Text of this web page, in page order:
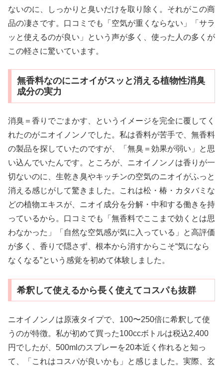
ないのに、しっかりと臭いだけを取り除く。それがこの商
品の凄さです。口コミでも「空気が重くならない」「サラ
ッと使えるのが良い」という声が多く、使った人の多くが
この軽さに驚いています。
無香料なのにニオイがスッと消える植物性消臭
成分の実力
消臭＝香りでごまかす、というイメージを完全に覆してく
れたのがニオイノンノでした。私は香料が苦手で、無香料
の製品を探していたのですが、「無臭＝効果が弱い」と思
い込んでいたんです。ところが、ニオイノンノは香りが一
切ないのに、生乾き臭やキッチンの空気のニオイがふっと
消える感じがして驚きました。これは松・椿・カタバミな
どの植物エキスが、ニオイ成分を分解・中和する働きを持
っているから。口コミでも「無香料でここまで効くとは思
わなかった」「自然な空気感が気に入っている」と高評価
が多く、香りで隠さず、根本から消すからこそ“気になら
なくなる”という感覚を初めて体験しました。
希釈して使えるから長く使えてコスパも抜群
ニオイノンノは原液タイプで、100〜250倍に希釈して使
うのが特徴。私が初めて買った100ccボトルは税込2,400
円でしたが、500mlのスプレーを20本近く作れると知っ
て、「これはコスパが良いかも」と感じました。実際、玄